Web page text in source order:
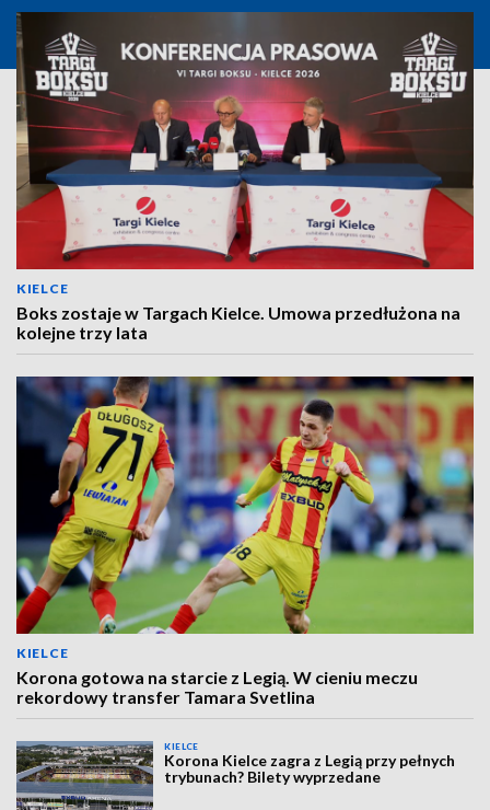
KIELCE
Boks zostaje w Targach Kielce. Umowa przedłużona na
kolejne trzy lata
KIELCE
Korona gotowa na starcie z Legią. W cieniu meczu
rekordowy transfer Tamara Svetlina
KIELCE
Korona Kielce zagra z Legią przy pełnych
trybunach? Bilety wyprzedane